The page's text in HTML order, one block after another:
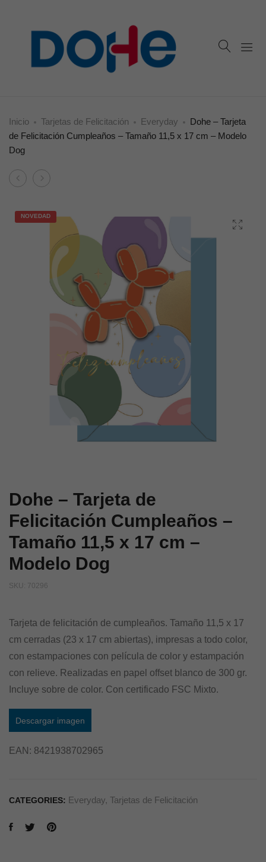
Inicio Tarjetas de Felicitación Everyday
Dohe – Tarjeta
de Felicitación Cumpleaños – Tamaño 11,5 x 17 cm – Modelo
Dog
Product
Dohe
Tarjeta
Felicitación
Cumpleaños
Tamaño
Dohe
Tarjeta
Felicitación
Cumpleaños
Tamaño
NOVEDAD
Dohe – Tarjeta de
Felicitación Cumpleaños –
Tamaño 11,5 x 17 cm –
Modelo Dog
SKU: 70296
Tarjeta de felicitación de cumpleaños. Tamaño 11,5 x 17
cm cerradas (23 x 17 cm abiertas), impresas a todo color,
con estampaciones con película de color y estampación
con relieve. Realizadas en papel offset blanco de 300 gr.
Incluye sobre de color. Con certificado FSC Mixto.
Descargar imagen
EAN: 8421938702965
CATEGORIES: Everyday, Tarjetas de Felicitación